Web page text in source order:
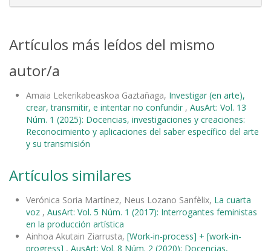
Artículos más leídos del mismo
autor/a
Amaia Lekerikabeaskoa Gaztañaga, Investigar (en arte),
crear, transmitir, e intentar no confundir , AusArt: Vol. 13
Núm. 1 (2025): Docencias, investigaciones y creaciones:
Reconocimiento y aplicaciones del saber específico del arte
y su transmisión
Artículos similares
Verónica Soria Martínez, Neus Lozano Sanfèlix, La cuarta
voz , AusArt: Vol. 5 Núm. 1 (2017): Interrogantes feministas
en la producción artística
Ainhoa Akutain Ziarrusta, [Work-in-process] + [work-in-
progress] , AusArt: Vol. 8 Núm. 2 (2020): Docencias,